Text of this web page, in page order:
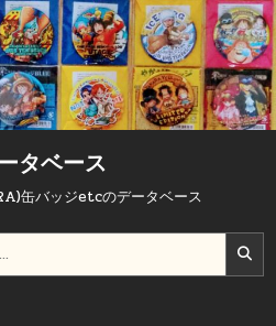
タベース
缶バッジetcのデータベース